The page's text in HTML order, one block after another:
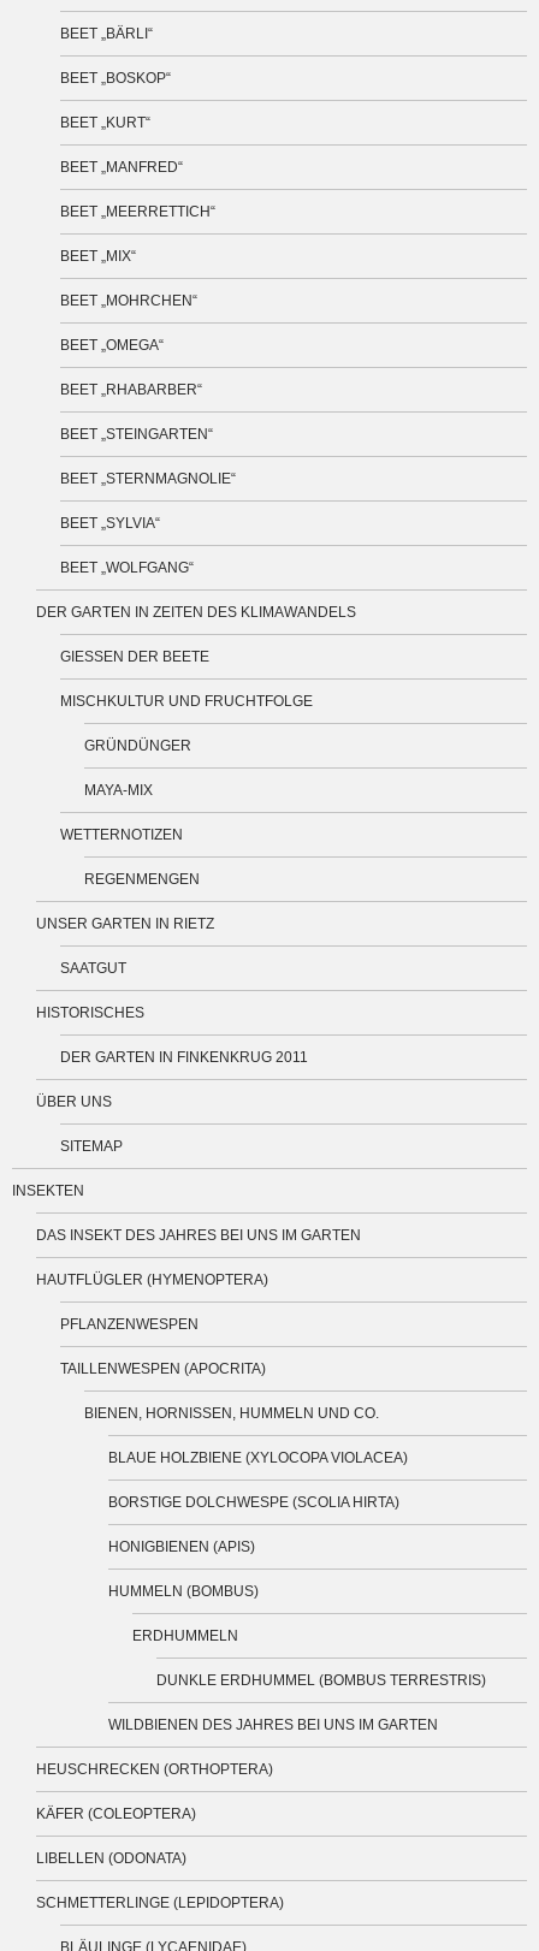
BEET „BÄRLI“
BEET „BOSKOP“
BEET „KURT“
BEET „MANFRED“
BEET „MEERRETTICH“
BEET „MIX“
BEET „MOHRCHEN“
BEET „OMEGA“
BEET „RHABARBER“
BEET „STEINGARTEN“
BEET „STERNMAGNOLIE“
BEET „SYLVIA“
BEET „WOLFGANG“
DER GARTEN IN ZEITEN DES KLIMAWANDELS
GIESSEN DER BEETE
MISCHKULTUR UND FRUCHTFOLGE
GRÜNDÜNGER
MAYA-MIX
WETTERNOTIZEN
REGENMENGEN
UNSER GARTEN IN RIETZ
SAATGUT
HISTORISCHES
DER GARTEN IN FINKENKRUG 2011
ÜBER UNS
SITEMAP
INSEKTEN
DAS INSEKT DES JAHRES BEI UNS IM GARTEN
HAUTFLÜGLER (HYMENOPTERA)
PFLANZENWESPEN
TAILLENWESPEN (APOCRITA)
BIENEN, HORNISSEN, HUMMELN UND CO.
BLAUE HOLZBIENE (XYLOCOPA VIOLACEA)
BORSTIGE DOLCHWESPE (SCOLIA HIRTA)
HONIGBIENEN (APIS)
HUMMELN (BOMBUS)
ERDHUMMELN
DUNKLE ERDHUMMEL (BOMBUS TERRESTRIS)
WILDBIENEN DES JAHRES BEI UNS IM GARTEN
HEUSCHRECKEN (ORTHOPTERA)
KÄFER (COLEOPTERA)
LIBELLEN (ODONATA)
SCHMETTERLINGE (LEPIDOPTERA)
BLÄULINGE (LYCAENIDAE)